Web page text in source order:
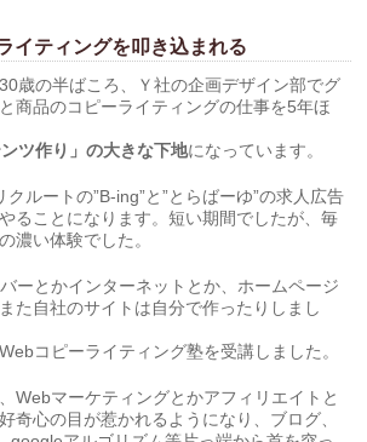
イティングを叩き込まれる
歳の半ばころ、Ｙ社の企画デザイン部でグ
商品のコピーライティングの仕事を5年ほ
ンツ作り」の大きな下地になっています。
ルートの”B-ing”と”とらばーゆ”の求人広告
ることになります。短い期間でしたが、毎
濃い体験でした。
ーとかインターネットとか、ホームページ
た自社のサイトは自分で作ったりしまし
コピーライティング塾を受講しました。
Webマーケティングとかアフィリエイトと
奇心の目が惹かれるようになり、ブログ、